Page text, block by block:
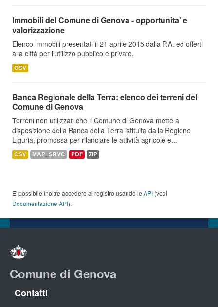
Immobili del Comune di Genova - opportunita' e
valorizzazione
Elenco immobili presentati il 21 aprile 2015 dalla P.A. ed offerti
alla città per l'utilizzo pubblico e privato.
CSV
Banca Regionale della Terra: elenco dei terreni del
Comune di Genova
Terreni non utilizzati che il Comune di Genova mette a
disposizione della Banca della Terra istituita dalla Regione
Liguria, promossa per rilanciare le attività agricole e...
CSV MAP_SRVC PDF ZIP
E' possibile inoltre accedere al registro usando le API (vedi
Documentazione API).
Comune di Genova
Contatti